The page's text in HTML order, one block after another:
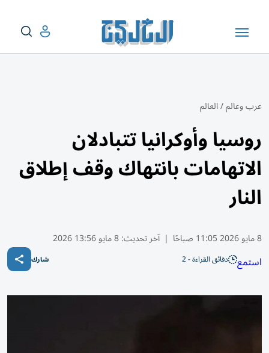
عرب وعالم/العالم
روسيا وأوكرانيا تتبادلان
الاتهامات بانتهاك وقف إطلاق
النار
8 مايو 2026 11:05 صباحًا | آخر تحديث:8 مايو 13:56 2026
استمع دقائق القراءة - 2 شارك